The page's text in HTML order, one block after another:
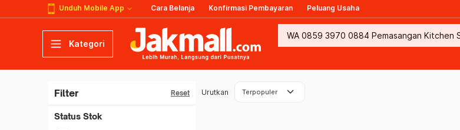
Unduh Mobile App Cara Belanja Konfirmasi Pembayaran Peluang Usaha
Kategori
Filter Reset
Status Stok
Urutkan Terpopuler keyboard_arrow_down